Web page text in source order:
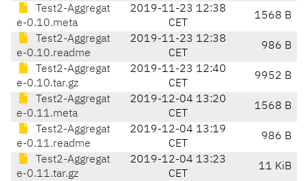
Test2-Aggregat
e-0.10.meta
2019-11-23 12:38
CET
1568 B
Test2-Aggregat
e-0.10.readme
2019-11-23 12:38
CET
986 B
Test2-Aggregat
e-0.10.tar.gz
2019-11-23 12:40
CET
9952 B
Test2-Aggregat
e-0.11.meta
2019-12-04 13:20
CET
1568 B
Test2-Aggregat
e-0.11.readme
2019-12-04 13:19
CET
986 B
Test2-Aggregat
e-0.11.tar.gz
2019-12-04 13:23
CET
11 KiB